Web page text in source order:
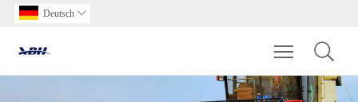
Deutsch 
Toggle